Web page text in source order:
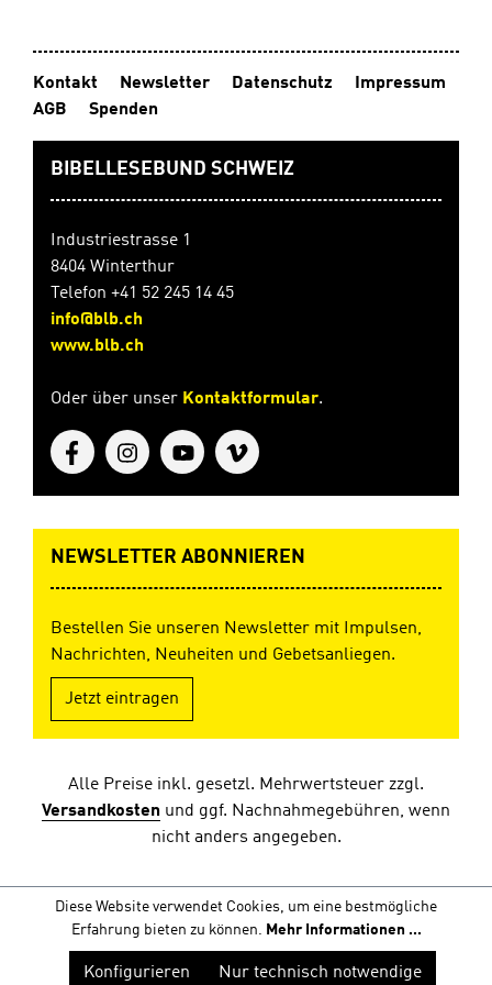
Kontakt Newsletter Datenschutz
Impressum
AGB
Spenden
BIBELLESEBUND SCHWEIZ
Industriestrasse 1
8404 Winterthur
Telefon +41 52 245 14 45
info@blb.ch
www.blb.ch
Oder über unser Kontaktformular.
NEWSLETTER ABONNIEREN
Bestellen Sie unseren Newsletter mit Impulsen,
Nachrichten, Neuheiten und Gebetsanliegen.
Jetzt eintragen
Alle Preise inkl. gesetzl. Mehrwertsteuer zzgl.
Versandkosten und ggf. Nachnahmegebühren, wenn
nicht anders angegeben.
Diese Website verwendet Cookies, um eine bestmögliche
Erfahrung bieten zu können. Mehr Informationen ...
Nur technisch notwendige
Konfigurieren